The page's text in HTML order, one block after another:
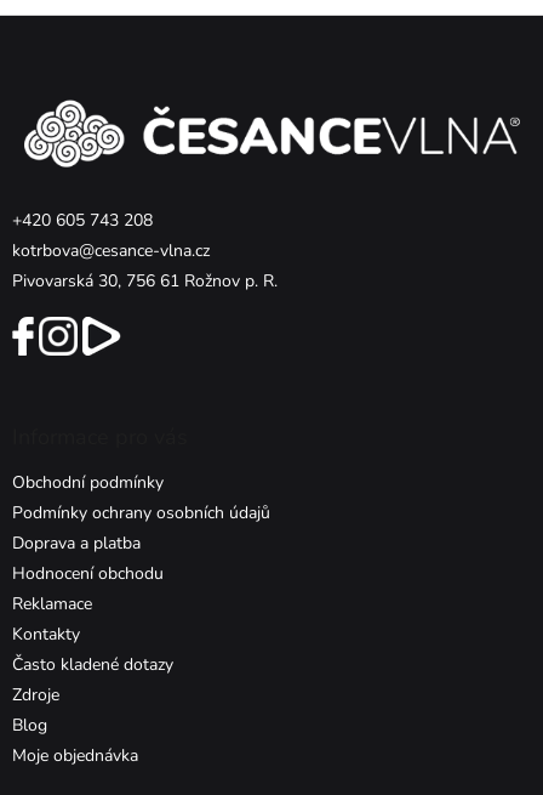
Z
+420 605 743 208
kotrbova@cesance-vlna.cz
Pivovarská 30, 756 61 Rožnov p. R.
Obchodní podmínky
Podmínky ochrany osobních údajů
Doprava a platba
Hodnocení obchodu
Reklamace
Kontakty
Často kladené dotazy
Zdroje
Blog
Moje objednávka